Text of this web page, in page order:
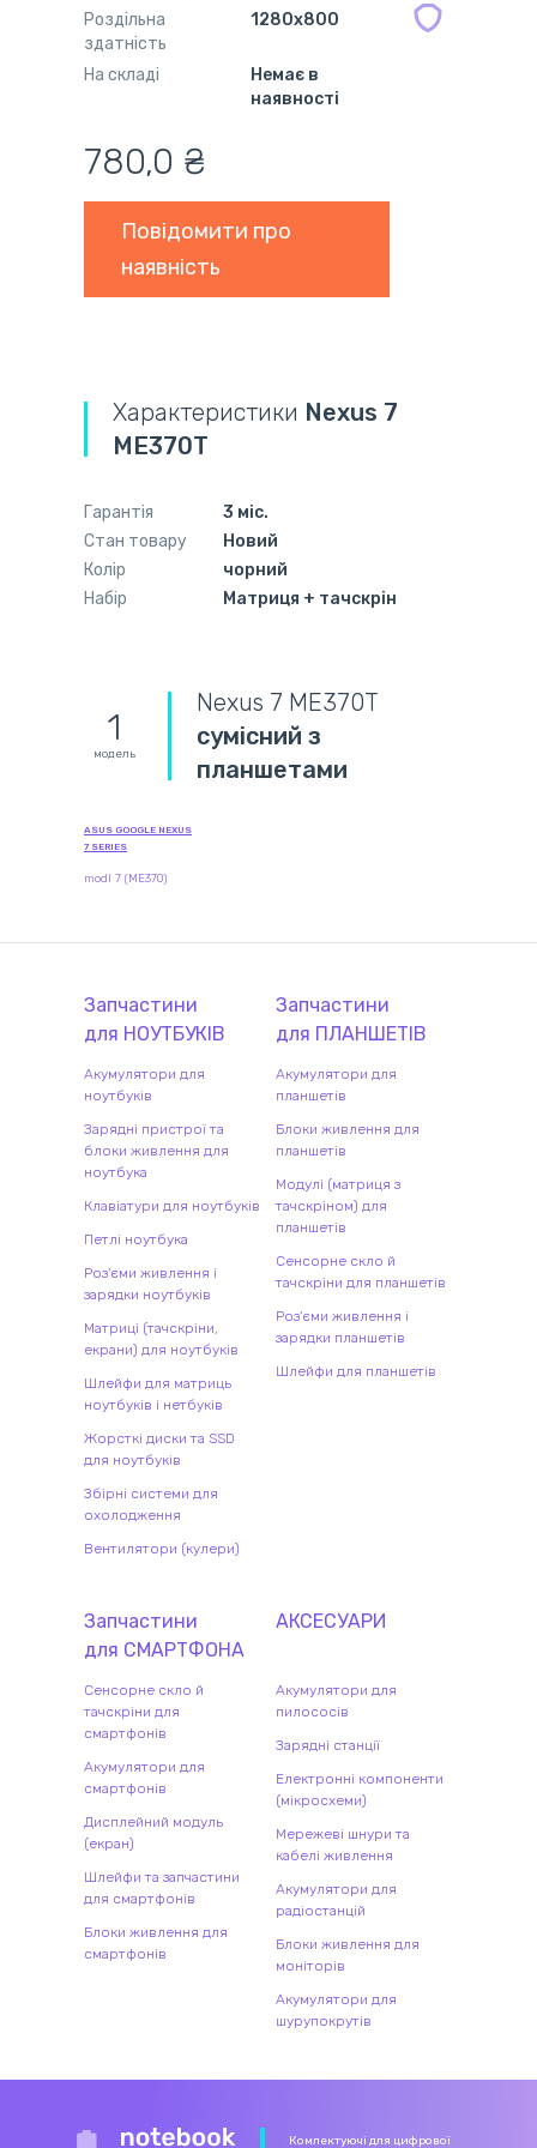
Роздільна
здатність
1280x800
На складі
Немає в
наявності
780,0 ₴
Повідомити про
наявність
Характеристики Nexus 7
ME370T
Гарантія
3 міс.
Стан товару
Новий
Колір
чорний
Набір
Матриця + тачскрін
1
модель
Nexus 7 ME370T
сумісний з
планшетами
ASUS GOOGLE NEXUS
7 SERIES
modl 7 (ME370)
Запчастини
для НОУТБУК ІВ
Акумулятори для
ноутбуків
Зарядні пристрої та
блоки живлення для
ноутбука
Клавіатури для ноутбуків
Петлі ноутбука
Роз'єми живлення і
зарядки ноутбуків
Матриці (тачскріни,
екрани) для ноутбуків
Шлейфи для матриць
ноутбуків і нетбуків
Жорсткі диски та SSD
для ноутбуків
Збірні системи для
охолодження
Вентилятори (кулери)
Запчастини
для ПЛАНШЕТ ІВ
Акумулятори для
планшетів
Блоки живлення для
планшетів
Модулі (матриця з
тачскріном) для
планшетів
Сенсорне скло й
тачскріни для планшетів
Роз'єми живлення і
зарядки планшетів
Шлейфи для планшетів
Запчастини
для СМАРТФОНА
Сенсорне скло й
тачскріни для
смартфонів
Акумулятори для
смартфонів
Дисплейний модуль
(екран)
Шлейфи та запчастини
для смартфонів
Блоки живлення для
смартфонів
АКСЕСУАРИ
Акумулятори для
пилососів
Зарядні станції
Електронні компоненти
(мікросхеми)
Мережеві шнури та
кабелі живлення
Акумулятори для
радіостанцій
Блоки живлення для
моніторів
Акумулятори для
шурупокрутів
Комлектуючі для цифрової